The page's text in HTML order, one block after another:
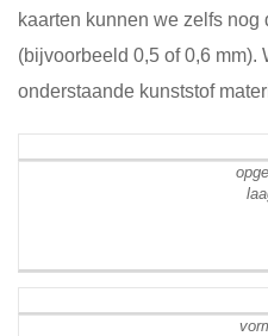
kaarten kunnen we zelfs nog
(bijvoorbeeld 0,5 of 0,6 mm).
onderstaande kunststof